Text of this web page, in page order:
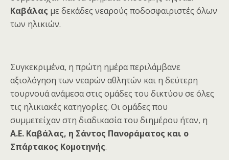
Καβάλας με δεκάδες νεαρούς ποδοσφαιριστές όλων
των ηλικιών.
Συγκεκριμένα, η πρώτη ημέρα περιλάμβανε
αξιολόγηση των νεαρών αθλητών και η δεύτερη
τουρνουά ανάμεσα στις ομάδες του δικτύου σε όλες
τις ηλικιακές κατηγορίες. Οι ομάδες που
συμμετείχαν στη διαδικασία του διημέρου ήταν, η
Α.Ε. Καβάλας, η Σάντος Πανοράματος και ο
Σπάρτακος Κομοτηνής.